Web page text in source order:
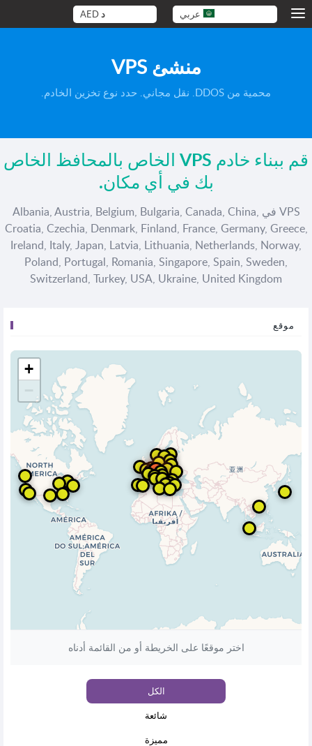
عربي دAED
منشئ VPS
محمية من DDOS. نقل مجاني. حدد نوع تخزين الخادم.
قم ببناء خادم VPS الخاص بالمحافظ الخاص
بك في أي مكان.
VPS في Albania, Austria, Belgium, Bulgaria, Canada, China,
Croatia, Czechia, Denmark, Finland, France, Germany, Greece,
Ireland, Italy, Japan, Latvia, Lithuania, Netherlands, Norway,
Poland, Portugal, Romania, Singapore, Spain, Sweden,
Switzerland, Turkey, USA, Ukraine, United Kingdom
موقع
+
اختر موقعًا على الخريطة أو من القائمة أدناه
الكل
شائعة
مميزة